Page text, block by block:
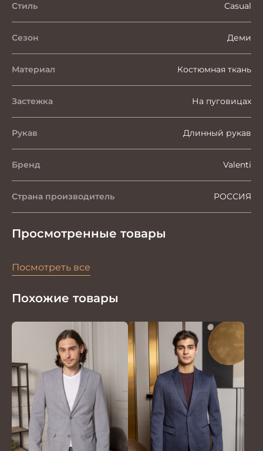
Стиль Casual
Сезон Деми
Материал Костюмная ткань
Застежка На пуговицах
Рукав Длинный рукав
Бренд Valenti
Страна производитель РОССИЯ
Просмотренные товары
Посмотреть все
Похожие товары